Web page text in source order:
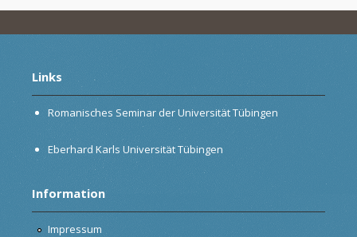
Links
Romanisches Seminar der Universität Tübingen
Eberhard Karls Universität Tübingen
Information
Impressum